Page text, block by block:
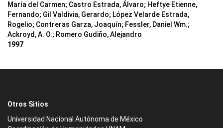
María del Carmen; Castro Estrada, Álvaro; Heftye Etienne,
Fernando; Gil Valdivia, Gerardo; López Velarde Estrada,
Rogelio; Contreras Garza, Joaquín; Fessler, Daniel Wm.;
Ackroyd, A. O.; Romero Gudiño, Alejandro
1997
Otros Sitios
Universidad Nacional Autónoma de México